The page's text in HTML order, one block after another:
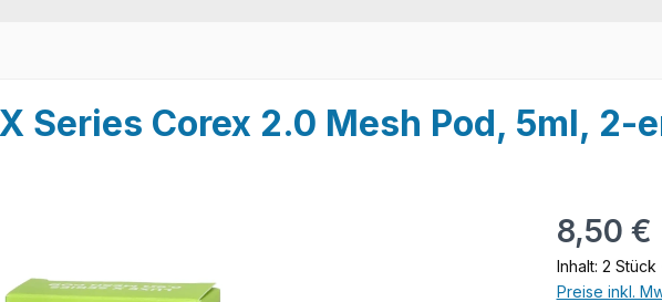
Series Corex 2.0 Mesh Pod, 5ml, 2-
Regulärer
8,50 €
Inhalt: 2 Stück
Preise inkl.